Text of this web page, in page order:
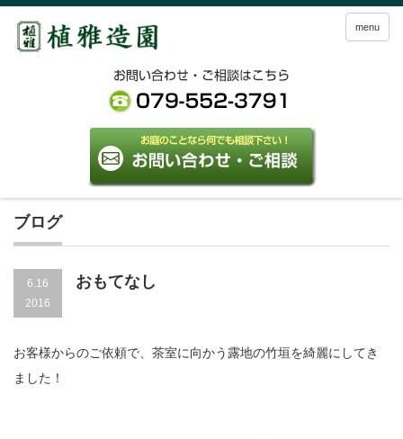
menu
ブログ
6.16
2016
おもてなし
お客様からのご依頼で、 茶室に向かう露地の竹垣を綺麗にしてき
ました！